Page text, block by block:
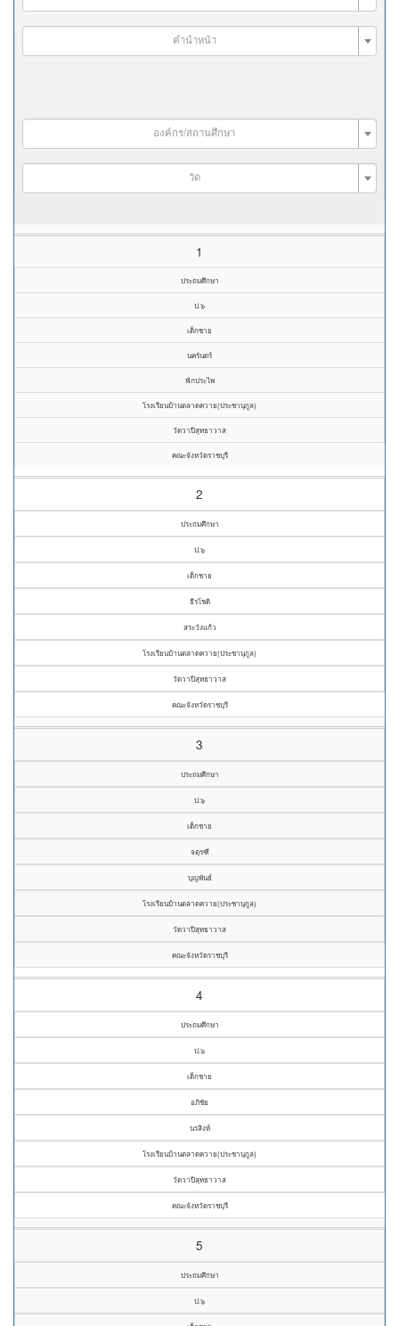
คำนำหน้า
องค์กร/สถานศึกษา
วัด
1
ประถมศึกษา
ป.๖
เด็กชาย
นครันดร์
ฟักประไพ
โรงเรียนบ้านตลาดควาย(ประชานุกูล)
วัดวาปีสุทธาวาส
คณะจังหวัดราชบุรี
2
ประถมศึกษา
ป.๖
เด็กชาย
ธีรโชติ
สระวังแก้ว
โรงเรียนบ้านตลาดควาย(ประชานุกูล)
วัดวาปีสุทธาวาส
คณะจังหวัดราชบุรี
3
ประถมศึกษา
ป.๖
เด็กชาย
จตุรฑี
บุญพันธ์
โรงเรียนบ้านตลาดควาย(ประชานุกูล)
วัดวาปีสุทธาวาส
คณะจังหวัดราชบุรี
4
ประถมศึกษา
ป.๖
เด็กชาย
อภิชัย
นรสิงห์
โรงเรียนบ้านตลาดควาย(ประชานุกูล)
วัดวาปีสุทธาวาส
คณะจังหวัดราชบุรี
5
ประถมศึกษา
ป.๖